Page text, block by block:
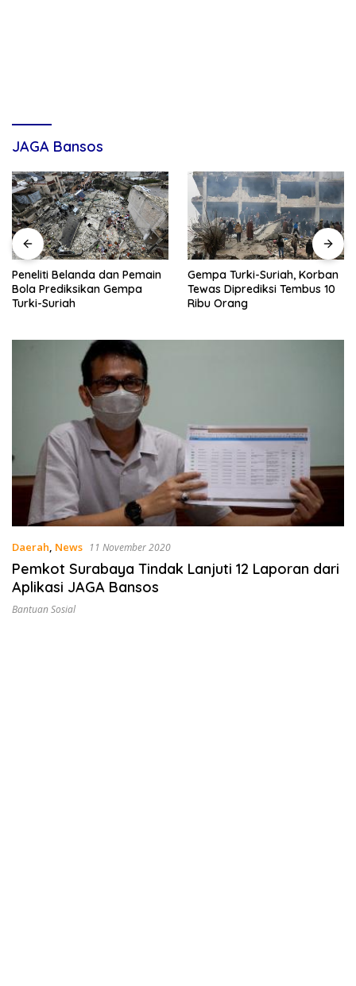
JAGA Bansos
Peneliti Belanda dan Pemain
Bola Prediksikan Gempa
Turki-Suriah
Gempa Turki-Suriah, Korban
Tewas Diprediksi Tembus 10
Ribu Orang
Daerah, News 11 November 2020
Pemkot Surabaya Tindak Lanjuti 12 Laporan dari
Aplikasi JAGA Bansos
Bantuan Sosial